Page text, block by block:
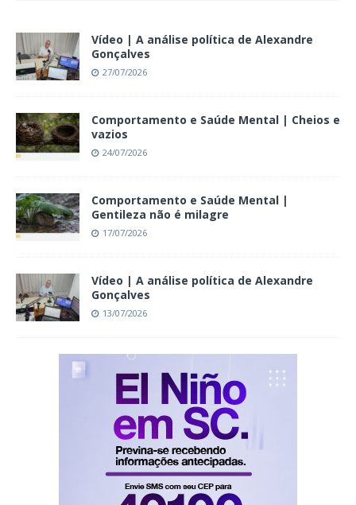
Vídeo | A análise política de Alexandre
Gonçalves
27/07/2026
Comportamento e Saúde Mental | Cheios e
vazios
24/07/2026
Comportamento e Saúde Mental |
Gentileza não é milagre
17/07/2026
Vídeo | A análise política de Alexandre
Gonçalves
13/07/2026